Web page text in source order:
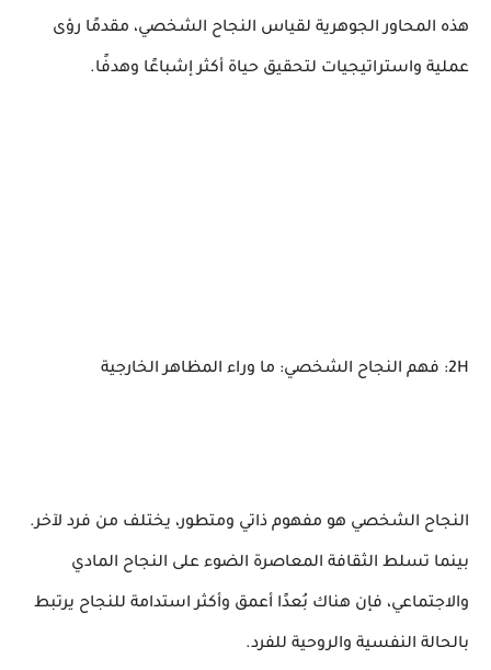
هذه المحاور الجوهرية لقياس النجاح الشخصي، مقدمًا رؤى
عملية واستراتيجيات لتحقيق حياة أكثر إشباعًا وهدفًا.
2H: فهم النجاح الشخصي: ما وراء المظاهر الخارجية
النجاح الشخصي هو مفهوم ذاتي ومتطور، يختلف من فرد لآخر.
بينما تسلط الثقافة المعاصرة الضوء على النجاح المادي
والاجتماعي، فإن هناك بُعدًا أعمق وأكثر استدامة للنجاح يرتبط
بالحالة النفسية والروحية للفرد.